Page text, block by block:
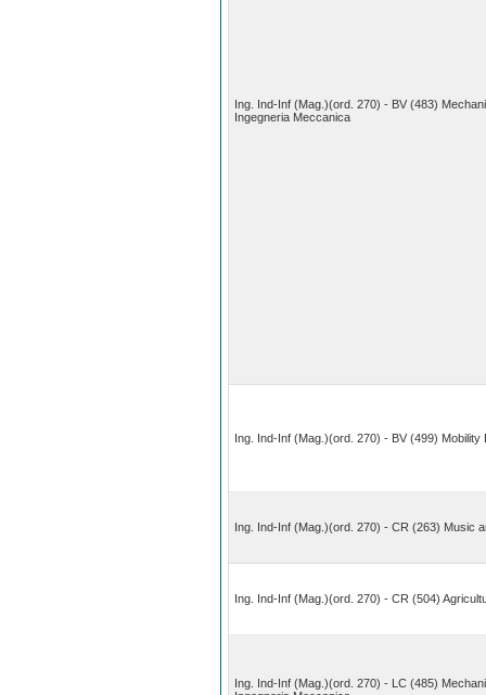
Ing. Ind-Inf (Mag.)(ord. 270) - BV (483)
Ingegneria Meccanica
Ing. Ind-Inf (Mag.)(ord. 270) - BV (499) Mobility
Ing. Ind-Inf (Mag.)(ord. 270) - CR (263) Music
Ing. Ind-Inf (Mag.)(ord. 270) - CR (504)
Ing. Ind-Inf (Mag.)(ord. 270) - LC (485)